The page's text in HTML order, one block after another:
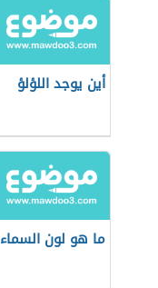
أين يوجد اللؤلؤ
ما هو لون السماء